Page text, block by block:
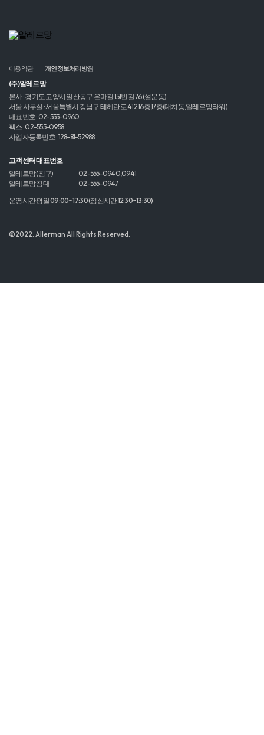
이용약관 개인정보처리방침
(주)알레르망
본사 : 경기도 고양시 일산동구 은마길 151번길 76 (설문동)
서울 사무실 : 서울특별시 강남구 테헤란로 412 16층,17층(대치동,알레르망타워)
대표번호 : 02-555-0960
팩스 : 02-555-0958
사업자등록번호 : 128-81-52988
고객센터 대표번호
알레르망 (침구)
02-555-0940,0941
알레르망 침대
02-555-0947
운영시간 평일 09:00~17:30 (점심시간 12:30~13:30)
©2022. Allerman All Rights Reserved.